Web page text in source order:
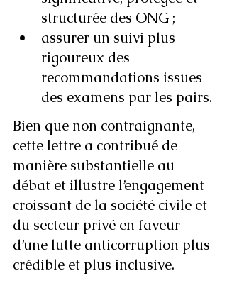
structurée des ONG ;
assurer un suivi plus
rigoureux des
recommandations issues
des examens par les pairs.
Bien que non contraignante,
cette lettre a contribué de
manière substantielle au
débat et illustre l’engagement
croissant de la société civile et
du secteur privé en faveur
d’une lutte anticorruption plus
crédible et plus inclusive.